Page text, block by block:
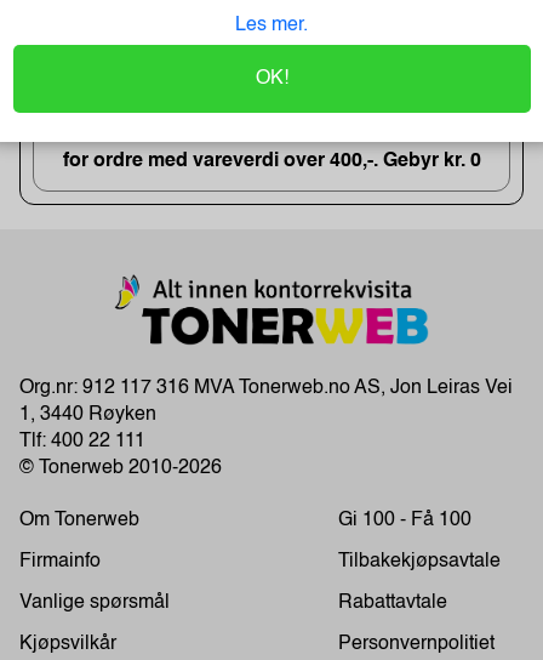
3 x Cateringfilm Wrapmaster1000
kun kr. 144
GRATIS FRAKT!
for ordre med vareverdi over 400,-. Gebyr kr. 0
Org.nr: 912 117 316 MVA Tonerweb.no AS, Jon Leiras Vei
1, 3440 Røyken
Tlf: 400 22 111
© Tonerweb 2010-2026
Om Tonerweb
Firmainfo
Vanlige spørsmål
Kjøpsvilkår
Gi 100 - Få 100
Tilbakekjøpsavtale
Rabattavtale
Personvernpolitiet
Les mer.
OK!